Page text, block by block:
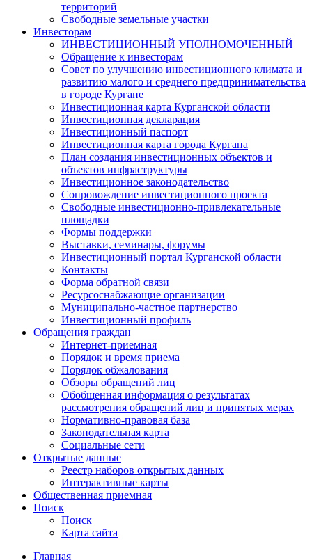
территорий
Свободные земельные участки
Инвесторам
ИНВЕСТИЦИОННЫЙ УПОЛНОМОЧЕННЫЙ
Обращение к инвесторам
Совет по улучшению инвестиционного климата и
развитию малого и среднего предпринимательства
в городе Кургане
Инвестиционная карта Курганской области
Инвестиционная декларация
Инвестиционный паспорт
Инвестиционная карта города Кургана
План создания инвестиционных объектов и
объектов инфраструктуры
Инвестиционное законодательство
Сопровождение инвестиционного проекта
Свободные инвестиционно-привлекательные
площадки
Формы поддержки
Выставки, семинары, форумы
Инвестиционный портал Курганской области
Контакты
Форма обратной связи
Ресурсоснабжающие организации
Муниципально-частное партнерство
Инвестиционный профиль
Обращения граждан
Интернет-приемная
Порядок и время приема
Порядок обжалования
Обзоры обращений лиц
Обобщенная информация о результатах
рассмотрения обращений лиц и принятых мерах
Нормативно-правовая база
Законодательная карта
Социальные сети
Открытые данные
Реестр наборов открытых данных
Интерактивные карты
Общественная приемная
Поиск
Поиск
Карта сайта
Главная